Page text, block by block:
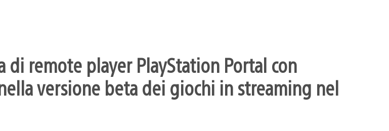
remote player PlayStation Portal con
versione beta dei giochi in streaming nel